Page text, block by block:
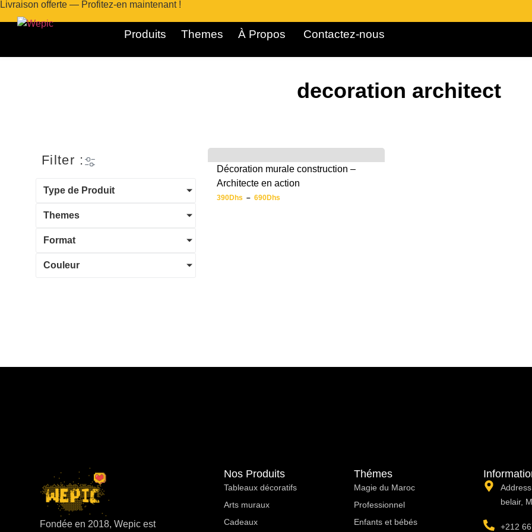
Livraison offerte — Profitez-en maintenant !
Produits Themes À Propos ​ Contactez-nous
decoration architect
Filter :
Type de Produit
Themes
Format
Couleur
Décoration murale construction –
Architecte en action
390Dhs – 690Dhs
Fondée en 2018, Wepic est
Nos Produits
Tableaux décoratifs
Arts muraux
Cadeaux
Thémes
Magie du Maroc
Professionnel
Enfants et bébés
belair,
+212